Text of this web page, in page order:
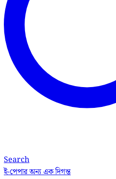
Search
ই-পেপারঅন্য এক দিগন্ত